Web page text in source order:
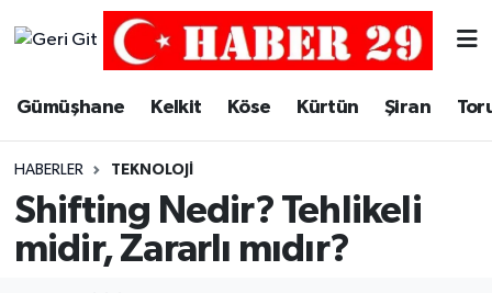
Gümüşhane Kelkit Köse Kürtün Şiran
HABERLER TEKNOLOJI
Shifting Nedir? Tehlikeli
midir, Zararlı mıdır?
Merkez Trafik Yoğunluk Haritası
Süper Lig Puan Durumu ve Fikstür
Tüm Manşetler